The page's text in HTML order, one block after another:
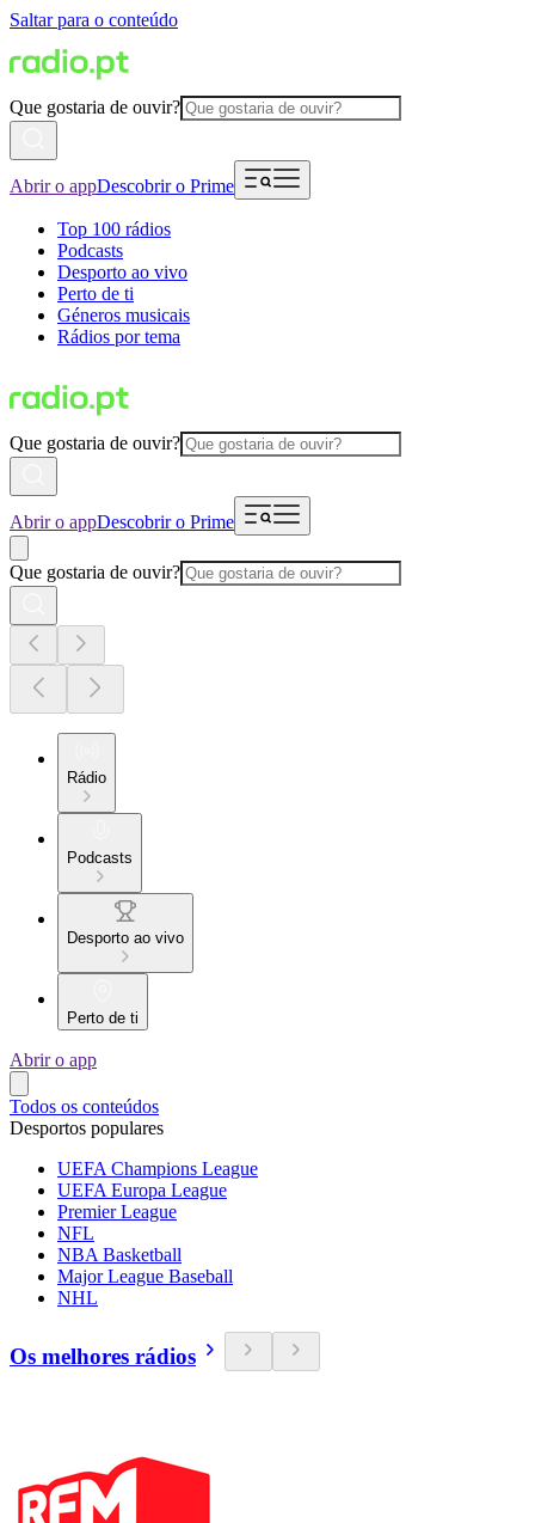
Saltar para o conteúdo
Que gostaria de ouvir?
Abrir o appDescobrir o Prime
Top 100 rádios
Podcasts
Desporto ao vivo
Perto de ti
Géneros musicais
Rádios por tema
Que gostaria de ouvir?
Abrir o appDescobrir o Prime
Que gostaria de ouvir?
Rádio
Podcasts
Desporto ao vivo
Perto de ti
Abrir o app
Todos os conteúdos
Desportos populares
UEFA Champions League
UEFA Europa League
Premier League
NFL
NBA Basketball
Major League Baseball
NHL
Os melhores rádios